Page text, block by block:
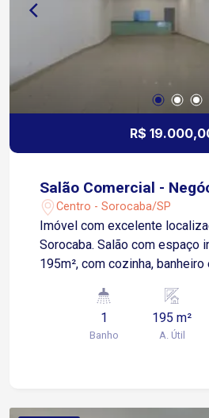
R$
Salão Comercial -
Centro - Sorocaba/SP
Imóvel com excelente
Sorocaba. Salão com espaço interno amplo de
195m², com cozinha,
1
Banho
195 m²
A. Útil